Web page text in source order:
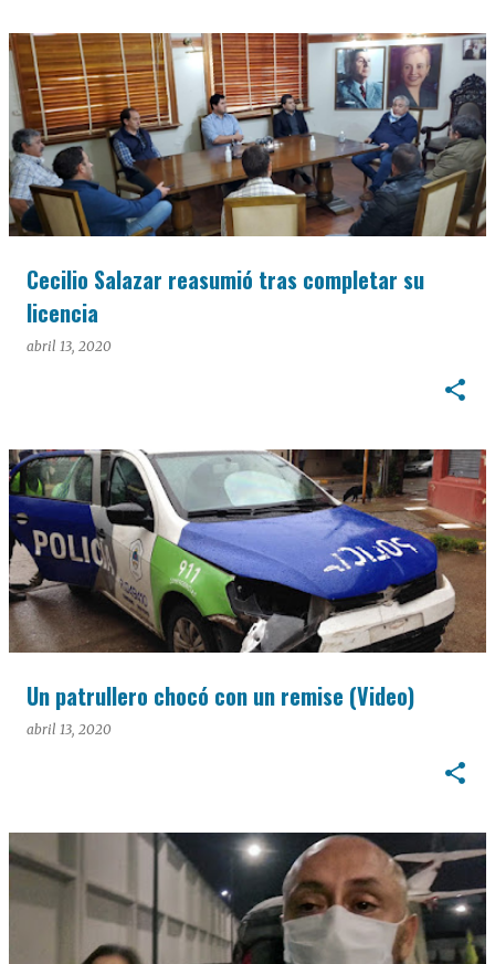
Cecilio Salazar reasumió tras completar su
licencia
abril 13, 2020
Un patrullero chocó con un remise (Video)
abril 13, 2020